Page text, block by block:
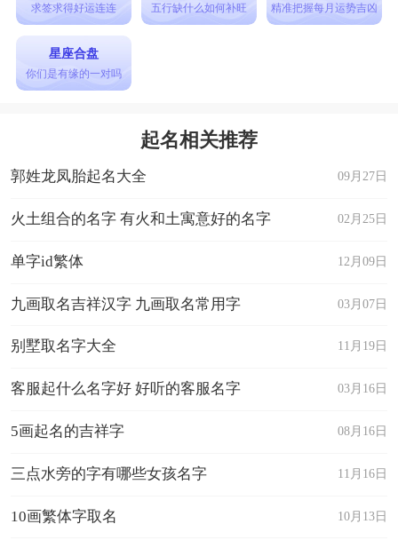
轻舞飞扬： 象征轻盈、自在的生活态度，如舞动
的轻风。
星空漫游： 表达对未知世界的探索和向往，如星
彩虹之梦： 表达对美好未来的憧憬和追求，如梦
中的彩虹。
忆梦之南： 表示对美好回忆的追寻，如梦境中的
雨后彩虹： 寓意经过困难后的美好时光，如雨后
的宁静与彩虹的绚烂。
星夜之梦： 表达对美好梦想的追求和在夜晚中的
思考。
风吹浪舞： 寓意自由自在、轻松愉快的生活，如
求签求得好运连连 五行缺什么如何补旺 精准把握每月运势吉凶
星座合盘
你们是有缘的一对吗
起名相关推荐
09月27日
郭姓龙凤胎起名大全
02月25日
火土组合的名字 有火和土寓意好的名字
12月09日
单字id繁体
03月07日
九画取名吉祥汉字 九画取名常用字
11月19日
别墅取名字大全
03月16日
客服起什么名字好 好听的客服名字
08月16日
5画起名的吉祥字
11月16日
三点水旁的字有哪些女孩名字
10月13日
10画繁体字取名